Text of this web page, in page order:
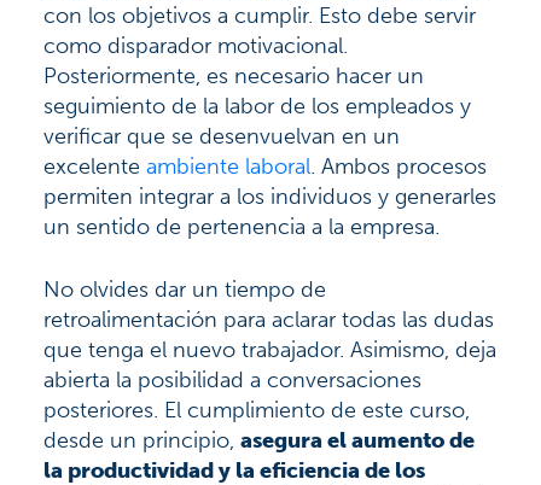
con los objetivos a cumplir. Esto debe servir
como disparador motivacional.
Posteriormente, es necesario hacer un
seguimiento de la labor de los empleados y
verificar que se desenvuelvan en un
excelente ambiente laboral. Ambos procesos
permiten integrar a los individuos y generarles
un sentido de pertenencia a la empresa.
No olvides dar un tiempo de
retroalimentación para aclarar todas las dudas
que tenga el nuevo trabajador. Asimismo, deja
abierta la posibilidad a conversaciones
posteriores. El cumplimiento de este curso,
desde un principio, asegura el aumento de
la productividad y la eficiencia de los